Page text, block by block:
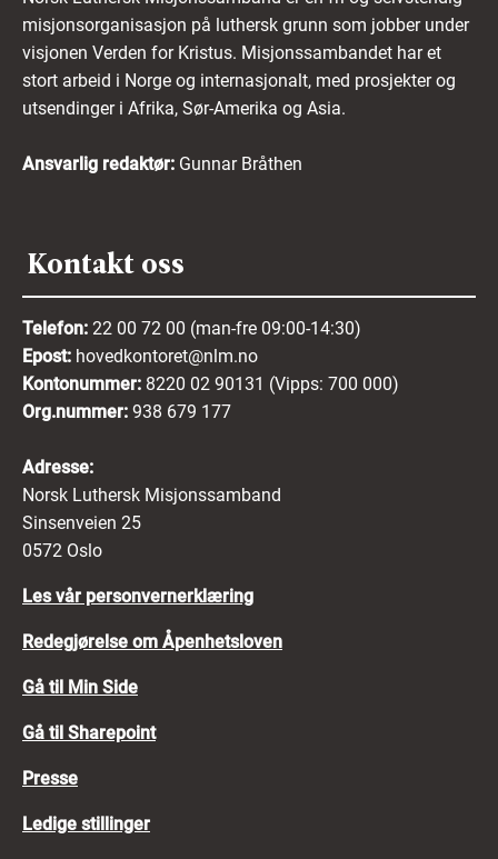
misjonsorganisasjon på luthersk grunn som jobber under
visjonen Verden for Kristus. Misjonssambandet har et
stort arbeid i Norge og internasjonalt, med prosjekter og
utsendinger i Afrika, Sør-Amerika og Asia.
Ansvarlig redaktør: Gunnar Bråthen
Kontakt oss
Telefon: 22 00 72 00 (man-fre 09:00-14:30)
Epost: hovedkontoret@nlm.no
Kontonummer: 8220 02 90131 (Vipps: 700 000)
Org.nummer: 938 679 177
Adresse:
Norsk Luthersk Misjonssamband
Sinsenveien 25
0572 Oslo
Les vår personvernerklæring
Redegjørelse om Åpenhetsloven
Gå til Min Side
Gå til Sharepoint
Presse
Ledige stillinger